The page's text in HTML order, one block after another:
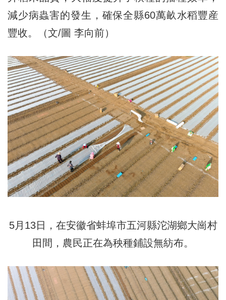
減少病蟲害的發生，確保全縣60萬畝水稻豐産
豐收。（文/圖 李向前）
5月13日，在安徽省蚌埠市五河縣沱湖鄉大崗村
田間，農民正在為秧種鋪設無紡布。